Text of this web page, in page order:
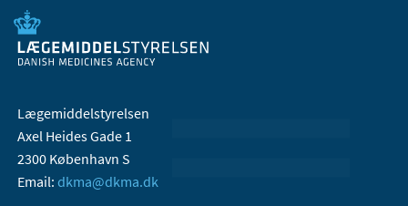
Lægemiddelstyrelsen
Axel Heides Gade 1
2300 København S
Email: dkma@dkma.dk